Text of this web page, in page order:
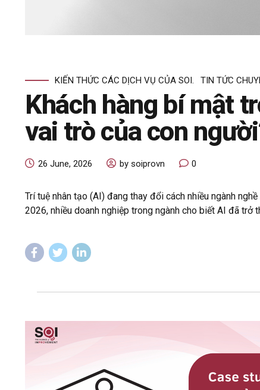
KIẾN THỨC CÁC DỊCH VỤ CỦA SOI. TIN TỨC
Khách hàng bí mật
vai trò của con
26 June, 2026 by soiprovn 0
Trí tuệ nhân tạo (AI) đang thay đổi cách nhiều ngành
2026, nhiều doanh nghiệp trong ngành cho biết AI đã trở